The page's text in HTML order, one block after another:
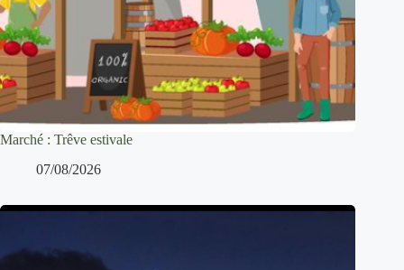
Marché : Trêve estivale
07/08/2026